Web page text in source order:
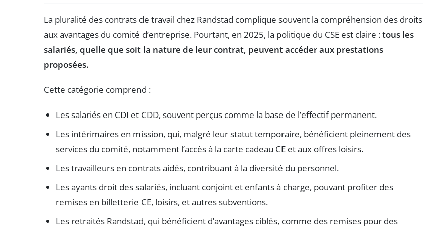
La pluralité des contrats de travail chez Randstad complique souvent la compréhension des droits
aux avantages du comité d’entreprise. Pourtant, en 2025, la politique du CSE est claire :tous les
salariés, quelle que soit la nature de leur contrat, peuvent accéder aux prestations
proposées.
Cette catégorie comprend :
Les salariés en CDI et CDD, souvent perçus comme la base de l’effectif permanent.
Les intérimaires en mission, qui, malgré leur statut temporaire, bénéficient pleinement des
services du comité, notamment l’accès à la carte cadeau CE et aux offres loisirs.
Les travailleurs en contrats aidés, contribuant à la diversité du personnel.
Les ayants droit des salariés, incluant conjoint et enfants à charge, pouvant profiter des
remises en billetterie CE, loisirs, et autres subventions.
Les retraités Randstad, qui bénéficient d’avantages ciblés, comme des remises pour des